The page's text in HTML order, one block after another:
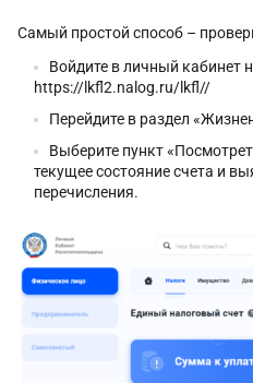
Самый простой способ –
Войдите в личный кабинет
https://lkfl2.nalog.ru/lkfl//
Перейдите в раздел
Выберите пункт
текущее состояние счета и
перечисления.